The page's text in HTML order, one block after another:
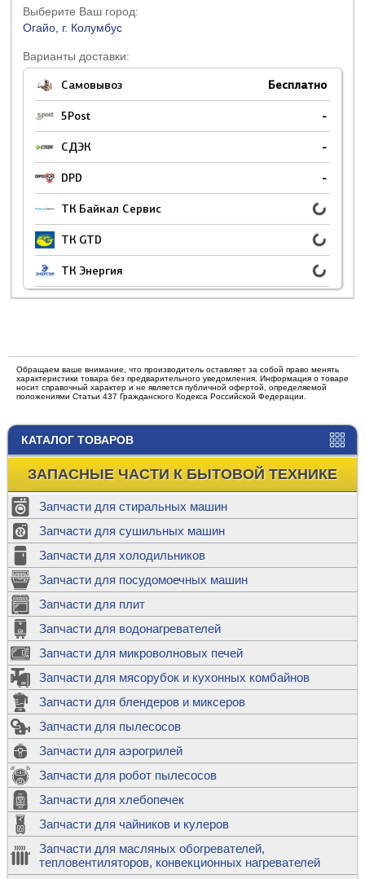
КАТАЛОГ ТОВАРОВ
ЗАПАСНЫЕ ЧАСТИ К БЫТОВОЙ ТЕХНИКЕ
Запчасти для стиральных машин
Запчасти для сушильных машин
Запчасти для холодильников
Запчасти для посудомоечных машин
Запчасти для плит
Запчасти для водонагревателей
Запчасти для микроволновых печей
Запчасти для мясорубок и кухонных комбайнов
Запчасти для блендеров и миксеров
Запчасти для пылесосов
Запчасти для аэрогрилей
Запчасти для робот пылесосов
Запчасти для хлебопечек
Запчасти для чайников и кулеров
Запчасти для масляных обогревателей,
тепловентиляторов, конвекционных нагревателей
Выберите Ваш город:
Огайо, г. Колумбус
Варианты доставки:
Самовывоз Бесплатно
5Post -
СДЭК -
DPD -
ТК Байкал Сервис
ТК GTD
ТК Энергия
Обращаем ваше внимание, что производитель оставляет за собой право менять
характеристики товара без предварительного уведомления. Информация о товаре
носит справочный характер и не является публичной офертой, определяемой
положениями Статьи 437 Гражданского Кодекса Российской Федерации.